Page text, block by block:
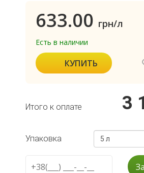
633.00 грн/л
Есть в наличии
КУПИТЬ
Итого к оплате 3
Упаковка 5 л